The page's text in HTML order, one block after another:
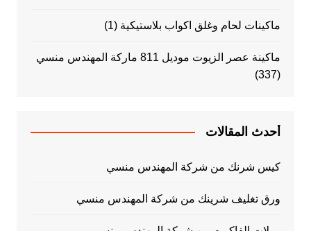
ماكينات لحام وغلق اكواب بلاستيكية (1)
ماكينة عصر الزيوت موديل 811 ماركة المهندس منسي
(337)
أحدث المقالات
كيس شرنك من شركة المهندس منسي
ورق تغليف شرينك من شركة المهندس منسي